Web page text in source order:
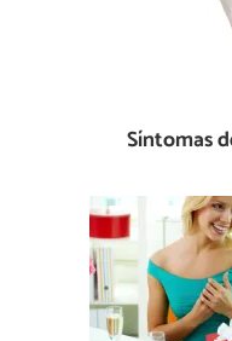
Síntomas